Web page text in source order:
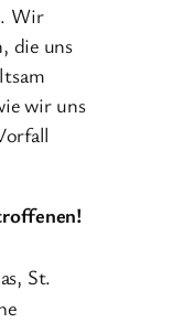
Wir
die uns
wir uns
St.